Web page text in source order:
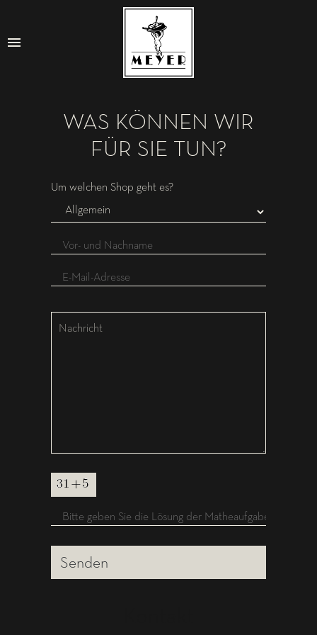
WAS KÖNNEN WIR
FÜR SIE TUN?
Kontaktformular
Um welchen Shop geht es?
Vor- und Nachname
E-Mail-Adresse
Senden